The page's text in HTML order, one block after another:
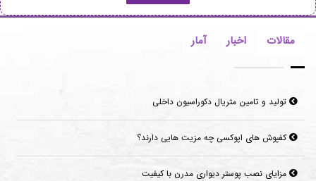
مقالات اخبار آمار
تولید و تامین متریال دکوراسیون داخلی
کفپوش های اپوکسی چه مزیت هایی دارند؟
مزایای نصب پوستر دیواری مدرن با کیفیت